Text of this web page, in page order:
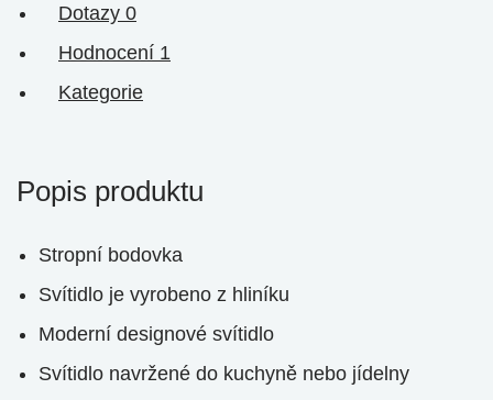
Dotazy 0
Hodnocení 1
Kategorie
Popis produktu
Stropní bodovka
Svítidlo je vyrobeno z hliníku
Moderní designové svítidlo
Svítidlo navržené do kuchyně nebo jídelny